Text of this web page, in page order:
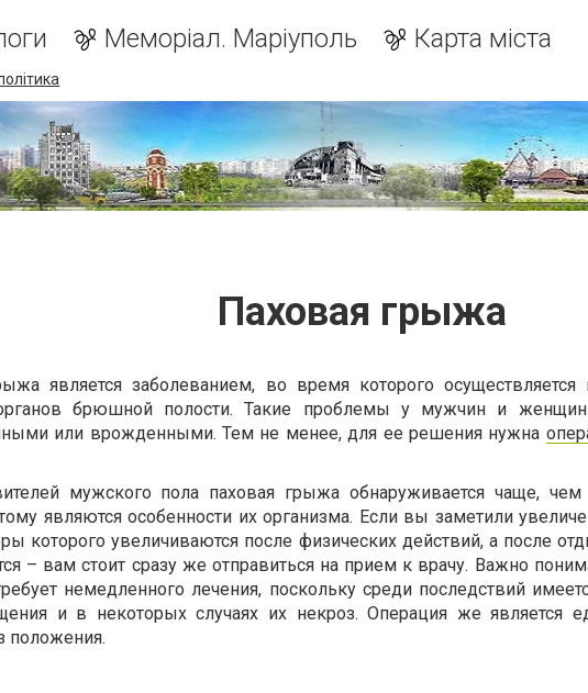
Меморіал. Маріуполь Карта міста
Паховая грыжа
является заболеванием, во время которого осуществляется
брюшной полости. Такие проблемы у мужчин и
или врожденными. Тем не менее, для ее решения нужна
мужского пола паховая грыжа обнаруживается чаще,
являются особенности их организма. Если вы заметили
которого увеличиваются после физических действий, а после
– вам стоит сразу же отправиться на прием к врачу. Важно
немедленного лечения, поскольку среди последствий
и в некоторых случаях их некроз. Операция же является
положения.